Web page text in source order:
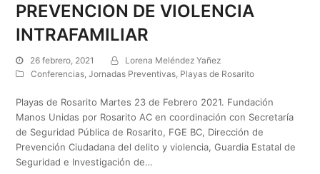
PREVENCION DE VIOLENCIA
INTRAFAMILIAR
26 febrero, 2021
Lorena Meléndez Yañez
Conferencias,Jornadas Preventivas, Playas de Rosarito
Playas de Rosarito Martes 23 de Febrero 2021. Fundación
Manos Unidas por Rosarito AC en coordinación con Secretaría
de Seguridad Pública de Rosarito, FGE BC, Dirección de
Prevención Ciudadana del delito y violencia, Guardia Estatal de
Seguridad e Investigación de…